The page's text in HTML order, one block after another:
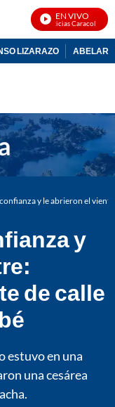
EN VIVO
Noticias Caracol En
LIZARAZO
y le abrieron el
y
de calle
estuvo en una
una cesárea